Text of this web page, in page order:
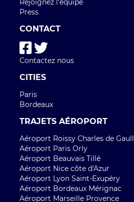
Aéroport Roissy Charles de Gaulle
Aéroport Beauvais Tillé
Aéroport Nice côte d'Azur
Aéroport Lyon Saint-Exupéry
Aéroport Bordeaux Mérignac